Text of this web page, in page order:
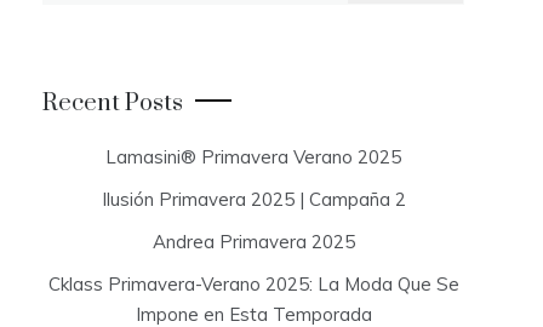
r
:
Recent Posts
Lamasini® Primavera Verano 2025
Ilusión Primavera 2025 | Campaña 2
Andrea Primavera 2025
Cklass Primavera-Verano 2025: La Moda Que Se
Impone en Esta Temporada